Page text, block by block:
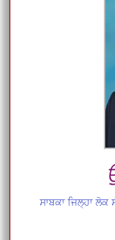
ਸਾਬਕਾ ਜਿਲ੍ਹਾ ਲੋਕ